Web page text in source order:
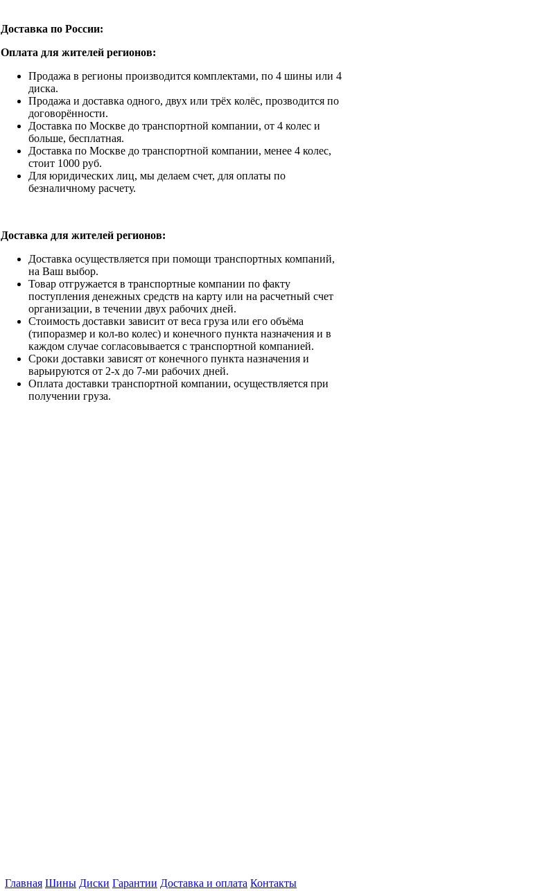
Доставка по России:
Оплата для жителей регионов:
Продажа в регионы производится комплектами, по 4 шины или 4
диска.
Продажа и доставка одного, двух или трёх колёс, прозводится по
договорённости.
Доставка по Москве до транспортной компании, от 4 колес и
больше, бесплатная.
Доставка по Москве до транспортной компании, менее 4 колес,
стоит 1000 руб.
Для юридических лиц, мы делаем счет, для оплаты по
безналичному расчету.
Доставка для жителей регионов:
Доставка осуществляется при помощи транспортных компаний,
на Ваш выбор.
Товар отгружается в транспортные компании по факту
поступления денежных средств на карту или на расчетный счет
организации, в течении двух рабочих дней.
Стоимость доставки зависит от веса груза или его объёма
(типоразмер и кол-во колес) и конечного пункта назначения и в
каждом случае согласовывается с транспортной компанией.
Сроки доставки зависят от конечного пункта назначения и
варьируются от 2-х до 7-ми рабочих дней.
Оплата доставки транспортной компании, осуществляется при
получении груза.
Главная Шины Диски Гарантии Доставка и оплата Контакты